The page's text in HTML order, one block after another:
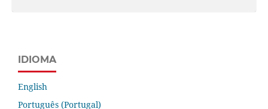
IDIOMA
English
Português (Portugal)